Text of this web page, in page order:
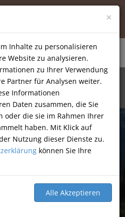
×
Inhalte zu personalisieren
Website zu analysieren.
zu Ihrer Verwendung
Partner für Analysen weiter.
Informationen
Daten zusammen, die Sie
oder die sie im Rahmen Ihrer
haben. Mit Klick auf
Nutzung dieser Dienste zu.
können Sie Ihre
9177806